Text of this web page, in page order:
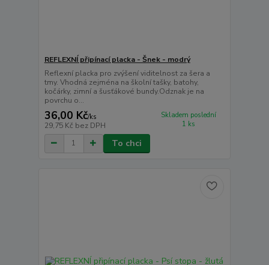
REFLEXNÍ připínací placka - Šnek - modrý
Reflexní placka pro zvýšení viditelnost za šera a
tmy. Vhodná zejména na školní tašky, batohy,
kočárky, zimní a šusťákové bundy.Odznak je na
povrchu o...
36,00 Kč/ks
29,75 Kč bez DPH
Skladem poslední
1 ks
To chci